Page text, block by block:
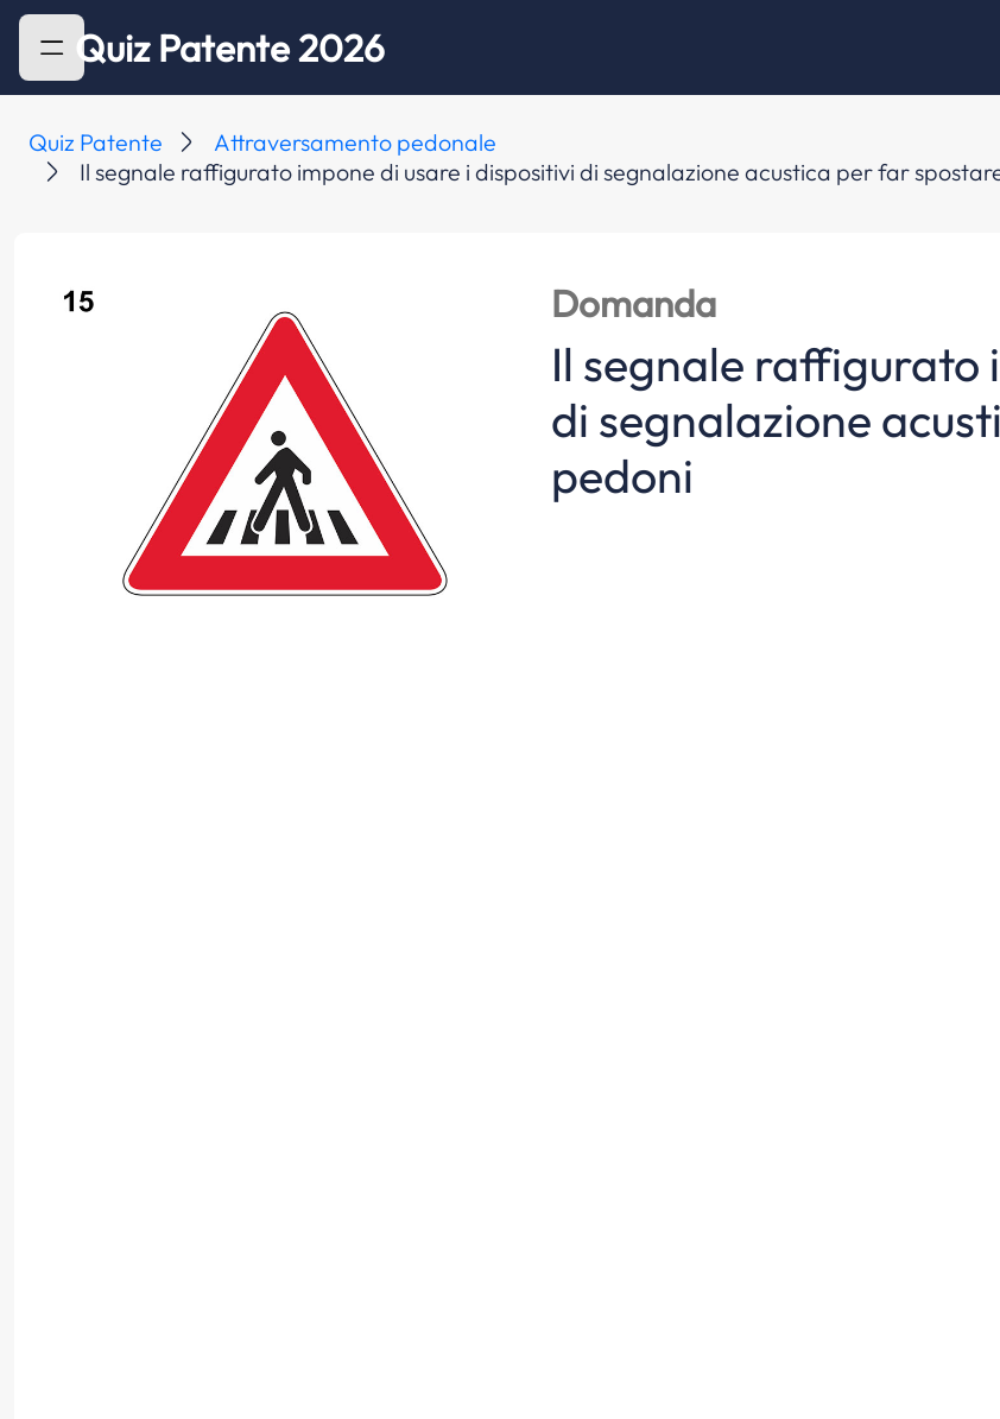
Quiz Patente 2026
Quiz Patente
Attraversamento pedonale
Il segnale raffigurato impone di usare i dispositivi di segnalazione acustica per far
Domanda
Il segnale raffigurato
di segnalazione
pedoni